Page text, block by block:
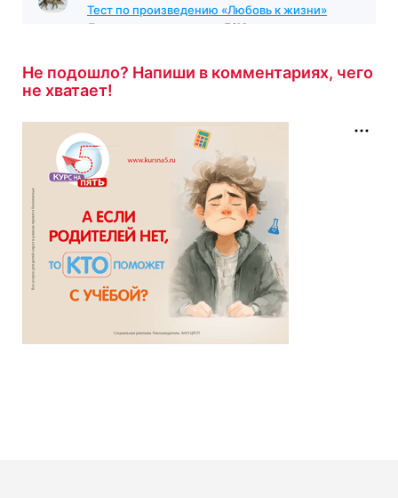
Тест по произведению «Любовь к жизни»
Лондон
5/10
Не подошло? Напиши в комментариях, чего
не хватает!